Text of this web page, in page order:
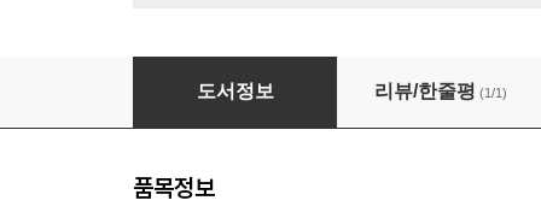
1시간에 마스터하는 스웨덴 문화
도서정보 리뷰/한줄평 (1/1)
품목정보